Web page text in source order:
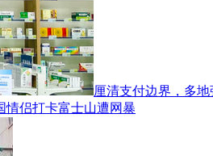
厘清支付边界，多
情侣打卡富士山遭网暴